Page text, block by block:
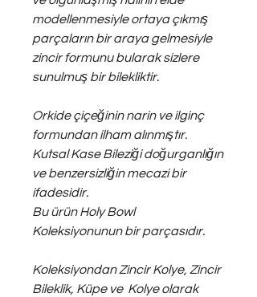
modellenmesiyle ortaya çıkmış
parçaların bir araya gelmesiyle
zincir formunu bularak sizlere
sunulmuş bir bilekliktir.
Orkide çiçeğinin narin ve ilginç
formundan ilham alınmıştır.
Kutsal Kase Bileziği doğurganlığın
ve benzersizliğin mecazi bir
ifadesidir.
Bu ürün Holy Bowl
Koleksiyonunun bir parçasıdır.
Koleksiyondan Zincir Kolye, Zincir
Bileklik, Küpe ve Kolye olarak